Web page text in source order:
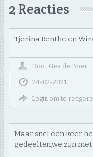
2 Reacties
Tjerina Benthe en
Door Gea de Boer
24-02-2021
Login om te
Maar snel een keer
gedeelten,we zijn met